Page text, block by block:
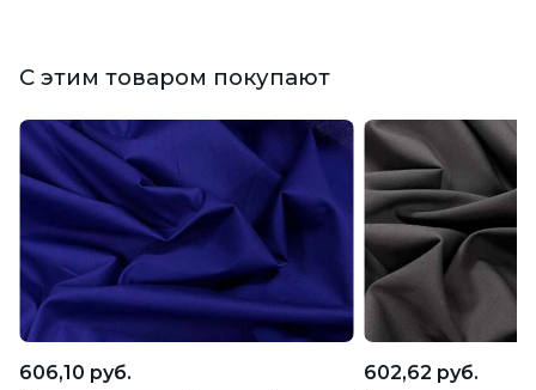
С этим товаром покупают
606,10 руб. 602,62 руб.